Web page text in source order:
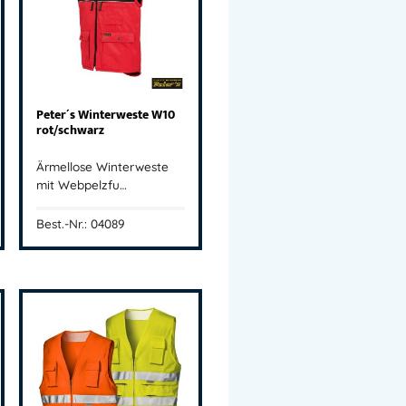
Peter´s Winterweste W10
rot/schwarz
Ärmellose Winterweste
mit Webpelzfu…
Best.-Nr.: 04089